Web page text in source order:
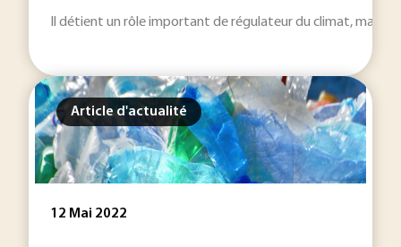
Il détient un rôle important de régulateur du climat, mais
Article d'actualité
12 Mai 2022